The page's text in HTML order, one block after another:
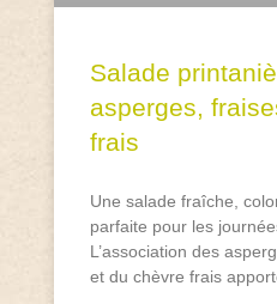
Salade
asperges,
frais
Une salade fraîche,
parfaite pour les
L’association des
et du chèvre frais